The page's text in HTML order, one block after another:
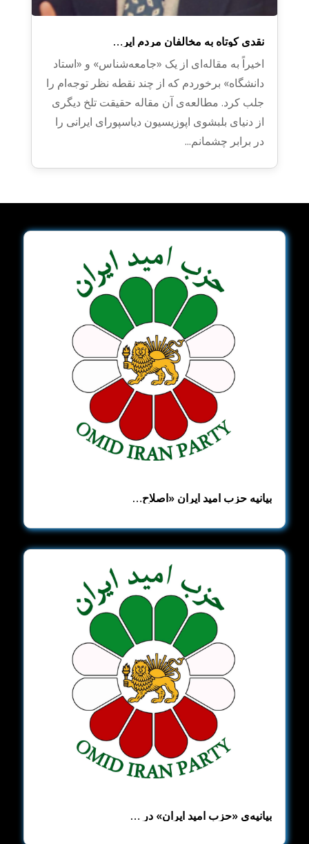
نقدی کوتاه به مخالفان مردم ایر…
اخیراً به مقاله‌ای از یک «جامعه‌شناس» و «استاد
دانشگاه» برخوردم که از چند نقطه نظر توجه‌ام را
جلب کرد. مطالعه‌ی آن مقاله حقیقت تلخ دیگری
از دنیای بلبشوی اپوزیسیون دیاسپورای ایرانی را
در برابر چشمانم...
بیانیه حزب امید ایران ​«اصلاح‌…
بیانیه‌ی «حزب امید ایران» در …